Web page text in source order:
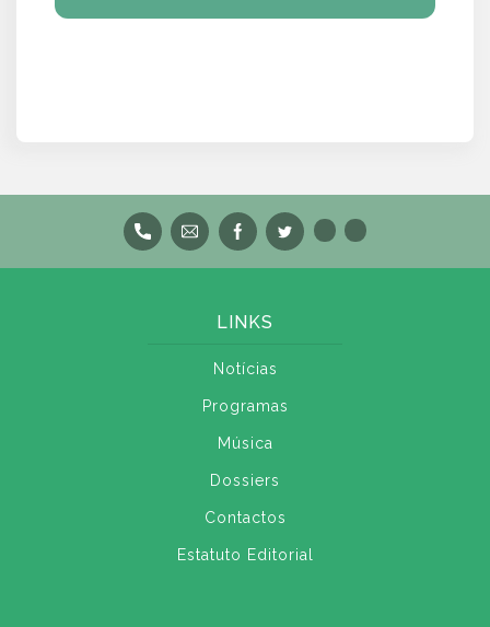
LINKS
Notícias
Programas
Música
Dossiers
Contactos
Estatuto Editorial